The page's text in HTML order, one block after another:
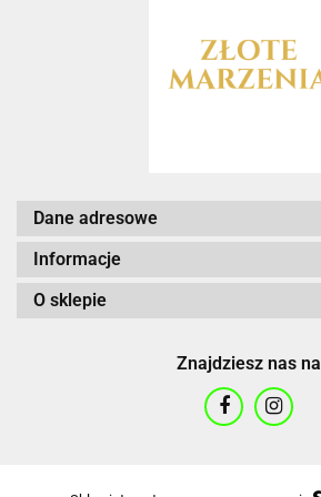
Dane adresowe
Informacje
O sklepie
Znajdziesz nas na